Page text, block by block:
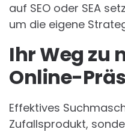
auf SEO oder SEA
um die eigene
Ihr Weg zu
Online-
Effektives
Zufallsprodukt,